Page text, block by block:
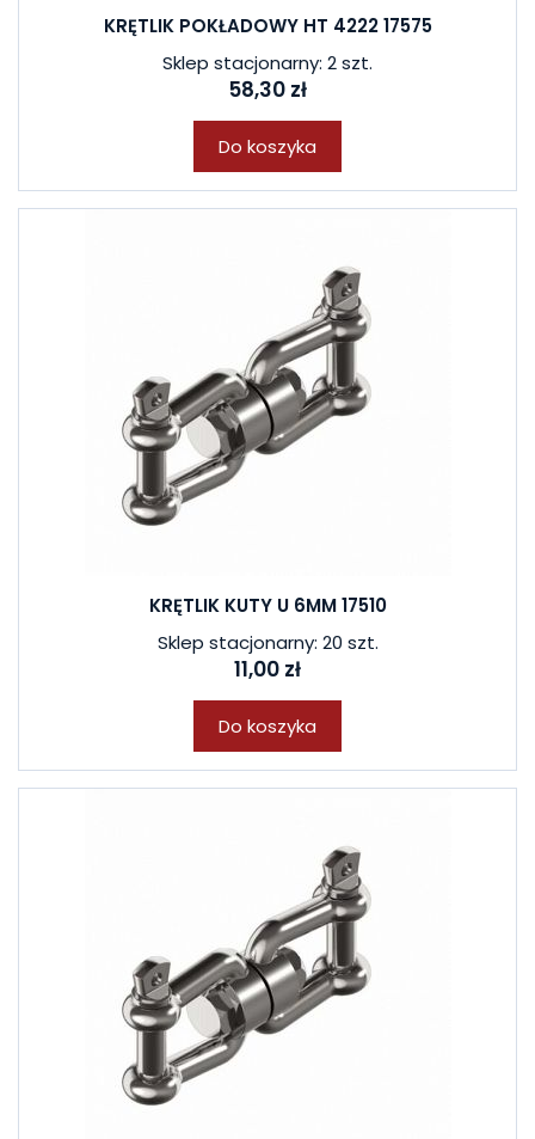
KRĘTLIK POKŁADOWY HT 4222 17575
Sklep stacjonarny: 2 szt.
58,30 zł
Do koszyka
KRĘTLIK KUTY U 6MM 17510
Sklep stacjonarny: 20 szt.
11,00 zł
Do koszyka